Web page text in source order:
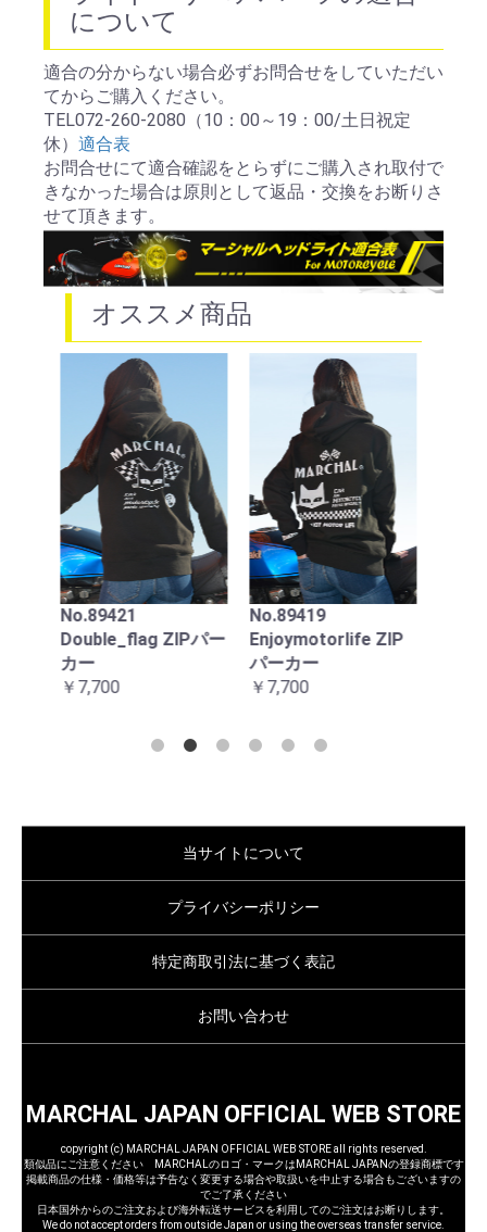
お買い物を続ける カートへ進む
について
適合の分からない場合必ずお問合せをしていただい
てからご購入ください。
TEL072-260-2080（10：00～19：00/土日祝定
休） 適合表
お問合せにて適合確認をとらずにご購入され取付で
きなかった場合は原則として返品・交換をお断りさ
せて頂きます。
オススメ商品
No.89419
Enjoymotorlife ZIP
パーカー
￥7,700
No.89224
PARKINGONLY トレ
ーナー
￥6,050
当サイトについて
プライバシーポリシー
特定商取引法に基づく表記
お問い合わせ
MARCHAL JAPAN OFFICIAL WEB STORE
copyright (c) MARCHAL JAPAN OFFICIAL WEB STORE all rights reserved.
類似品にご注意ください MARCHALのロゴ・マークはMARCHAL JAPANの登録商標です
掲載商品の仕様・価格等は予告なく変更する場合や取扱いを中止する場合もございますの
でご了承ください
日本国外からのご注文および海外転送サービスを利用してのご注文はお断りします。
We do not accept orders from outside Japan or using the overseas transfer service.